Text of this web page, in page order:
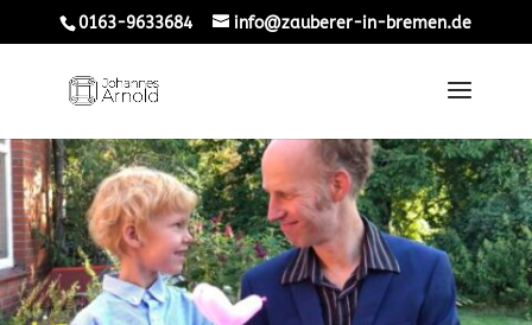
0163-9633684 info@zauberer-in-bremen.de